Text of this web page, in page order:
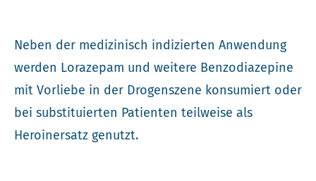
Neben der medizinisch indizierten Anwendung
werden Lorazepam und weitere Benzodiazepine
mit Vorliebe in der Drogenszene konsumiert oder
bei substituierten Patienten teilweise als
Heroinersatz genutzt.